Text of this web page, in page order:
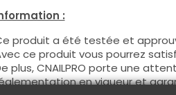
:
produit a été testée et
ce produit vous pourrez
plus, CNAILPRO porte une
en vigueur et